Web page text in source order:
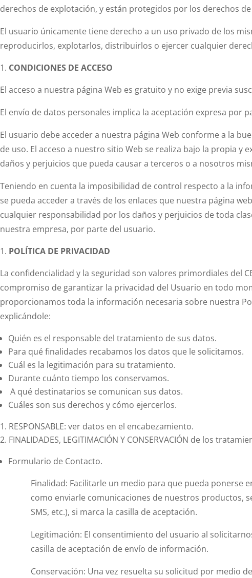
derechos de explotación, y están protegidos por los derechos
El usuario únicamente tiene derecho a un uso privado de los
reproducirlos, explotarlos, distribuirlos o ejercer cualquier
CONDICIONES DE ACCESO
El acceso a nuestra página Web es gratuito y no exige previa
El envío de datos personales implica la aceptación expresa por
El usuario debe acceder a nuestra página Web conforme a la
de uso. El acceso a nuestro sitio Web se realiza bajo la propia
daños y perjuicios que pueda causar a terceros o a nosotros
Teniendo en cuenta la imposibilidad de control respecto a la
se pueda acceder a través de los enlaces que nuestra página
cualquier responsabilidad por los daños y perjuicios de toda
nuestra empresa, por parte del usuario.
POLÍTICA DE PRIVACIDAD
La confidencialidad y la seguridad son valores primordiales del
compromiso de garantizar la privacidad del Usuario en todo
proporcionamos toda la información necesaria sobre nuestra
explicándole:
Quién es el responsable del tratamiento de sus datos.
Para qué finalidades recabamos los datos que le solicitamos.
Cuál es la legitimación para su tratamiento.
Durante cuánto tiempo los conservamos.
A qué destinatarios se comunican sus datos.
Cuáles son sus derechos y cómo ejercerlos.
RESPONSABLE: ver datos en el encabezamiento.
FINALIDADES, LEGITIMACIÓN Y CONSERVACIÓN de los
Formulario de Contacto.
Finalidad: Facilitarle un medio para que pueda ponerse
como enviarle comunicaciones de nuestros productos,
SMS, etc.), si marca la casilla de aceptación.
Legitimación: El consentimiento del usuario al
casilla de aceptación de envío de información.
Conservación: Una vez resuelta su solicitud por medio